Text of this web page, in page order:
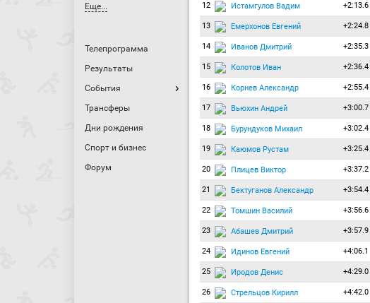
Еще...
Телепрограмма
Результаты
События
Трансферы
Дни рождения
Спорт и бизнес
Форум
12 Истамгулов Вадим +2:13.6
13 Емерхонов Евгений +2:24.8
14 Иванов Дмитрий +2:35.3
15 Колотов Иван +2:36.4
16 Корнев Александр +2:55.4
17 Вьюхин Андрей +3:00.7
18 Бурундуков Михаил +3:02.4
19 Каюмов Рустам +3:25.4
20 Плицев Виктор +3:37.2
21 Бектуганов Александр +3:54.4
22 Томшин Василий +3:56.6
23 Абашев Дмитрий +3:57.9
24 Идинов Евгений +4:06.1
25 Иродов Денис +4:29.0
26 Стрельцов Кирилл +4:42.0